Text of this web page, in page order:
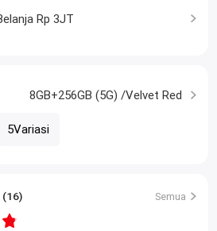
Rp 3JT
8GB+256GB (5G) /Velvet Red
5Variasi
(16) Semua